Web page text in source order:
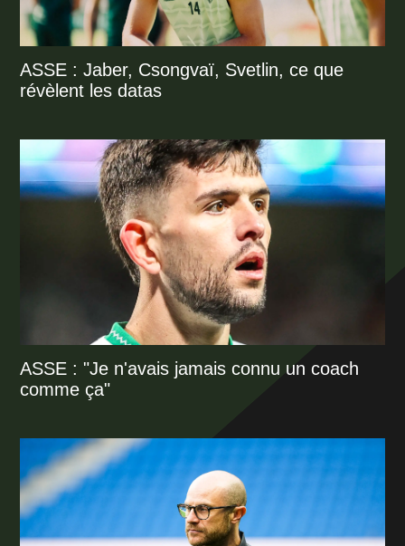
ASSE : Jaber, Csongvaï, Svetlin, ce que
révèlent les datas
ASSE : "Je n'avais jamais connu un coach
comme ça"